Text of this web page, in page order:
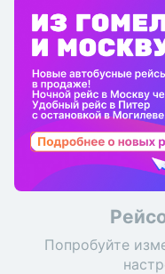
Попробуйте